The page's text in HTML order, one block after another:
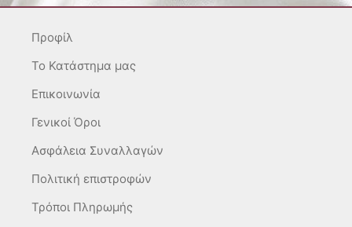
g
a
m
o
k
-
k
Προφίλ
To Κατάστημα μας
Επικοινωνία
Γενικοί Όροι
Ασφάλεια Συναλλαγών
Πολιτική επιστροφών
Τρόποι Πληρωμής